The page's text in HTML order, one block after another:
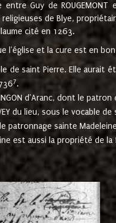
Guy de
religieuses de Blye,
cité en 1263.
l'église et la cure est en
saint Pierre. Elle aurait
7.
d'Aranc, dont le patron
du lieu, sous le vocable de
patronnage sainte
est aussi la propriété de la